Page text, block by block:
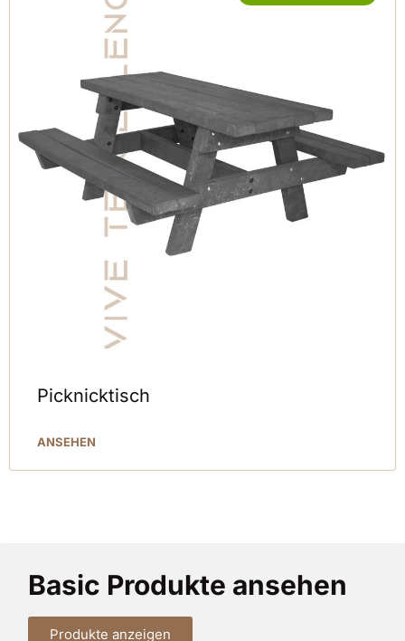
Picknicktisch
ANSEHEN
Basic Produkte ansehen
Produkte anzeigen